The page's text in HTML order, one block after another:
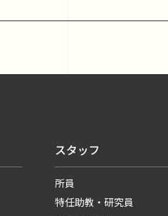
スタッフ
所員
特任助教・研究員